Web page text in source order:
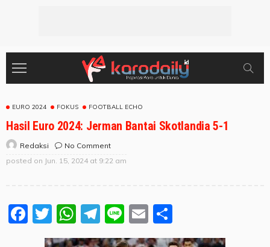
EURO 2024 FOKUS FOOTBALL ECHO
Hasil Euro 2024: Jerman Bantai Skotlandia 5-1
Redaksi
No Comment
posted on Jun. 15, 2024 at 9:22 am
Facebook
Twitter
WhatsApp
Telegram
LineEmail